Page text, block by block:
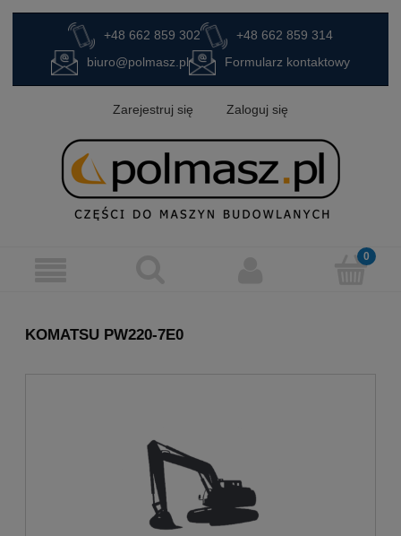
+48 662 859 302
+48 662 859 314
biuro@polmasz.pl
Formularz kontaktowy
Zarejestruj się Zaloguj się
KOMATSU PW220-7E0